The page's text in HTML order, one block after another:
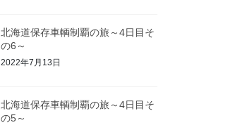
北海道保存車輌制覇の旅～4日目そ
の6～
2022年7月13日
北海道保存車輌制覇の旅～4日目そ
の5～